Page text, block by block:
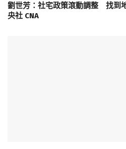
劉世芳：社宅政策滾動調整 找到
央社 CNA